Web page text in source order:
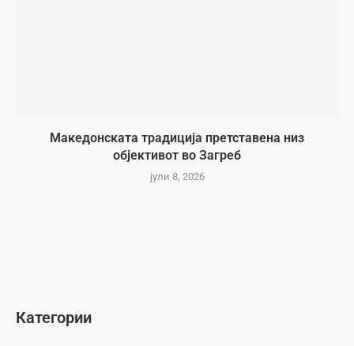
Македонската традиција претставена низ
објективот во Загреб
јули 8, 2026
Категории